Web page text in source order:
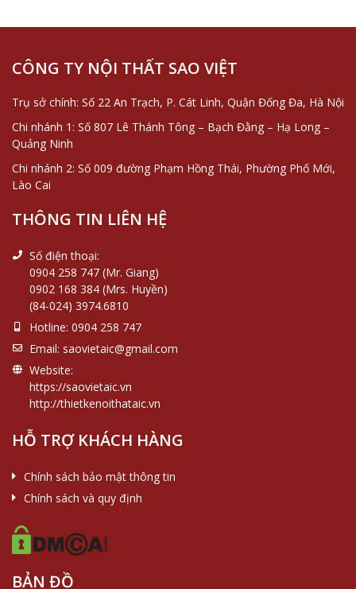
CÔNG TY NỘI THẤT SAO VIỆT
Trụ sở chính: Số 22 An Trạch, P. Cát Linh, Quận Đống Đa, Hà Nội
Chi nhánh 1: Số 807 Lê Thánh Tông – Bạch Đằng – Hạ Long –
Quảng Ninh
Chi nhánh 2: Số 009 đường Phạm Hồng Thái, Phường Phố Mới,
Lào Cai
THÔNG TIN LIÊN HỆ
Số điện thoại:
0904 258 747 (Mr. Giang)
0902 168 384 (Mrs. Huyền)
(84-024) 3974.6810
Hotline: 0904 258 747
Email: saovietaic@gmail.com
Website:
https://saovietaic.vn
http://thietkenoithataic.vn
HỖ TRỢ KHÁCH HÀNG
Chính sách bảo mật thông tin
Chính sách và quy định
BẢN ĐỒ